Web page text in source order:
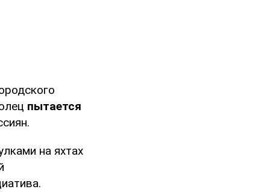
пытается
на яхтах